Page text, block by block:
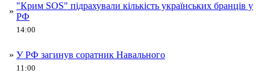
»
"Крим SOS" підрахували кількість українських бранців у
РФ
14:00
» У РФ загинув соратник Навального
11:00